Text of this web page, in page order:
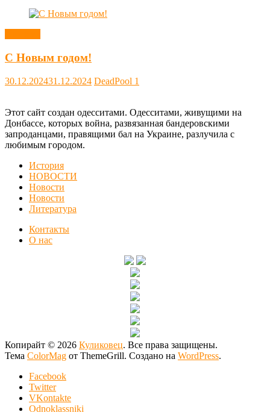
С Новым годом!
30.12.202431.12.2024 DeadPool 1
Этот сайт создан одесситами. Одесситами, живущими на
Донбассе, которых война, развязанная бандеровскими
запроданцами, правящими бал на Украине, разлучила с
любимым городом.
История
НОВОСТИ
Новости
Новости
Литература
Контакты
О нас
Копирайт © 2026 Куликовец. Все права защищены.
Тема ColorMag от ThemeGrill. Создано на WordPress.
Facebook
Twitter
VKontakte
Odnoklassniki